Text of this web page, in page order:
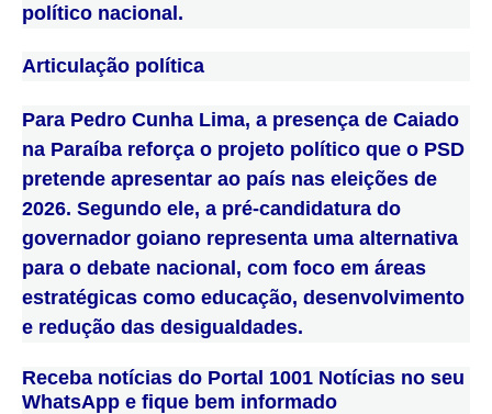
político nacional.
Articulação política
Para Pedro Cunha Lima, a presença de Caiado
na Paraíba reforça o projeto político que o PSD
pretende apresentar ao país nas eleições de
2026. Segundo ele, a pré-candidatura do
governador goiano representa uma alternativa
para o debate nacional, com foco em áreas
estratégicas como educação, desenvolvimento
e redução das desigualdades.
Receba notícias do Portal 1001 Notícias no seu
WhatsApp e fique bem informado